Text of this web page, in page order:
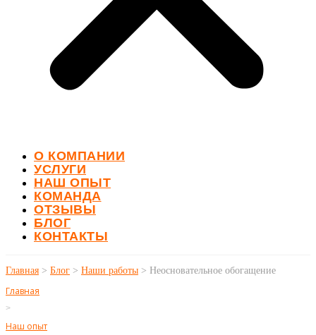
О КОМПАНИИ
УСЛУГИ
НАШ ОПЫТ
КОМАНДА
ОТЗЫВЫ
БЛОГ
КОНТАКТЫ
Главная > Блог > Наши работы > Неосновательное обогащение
Главная
>
Наш опыт